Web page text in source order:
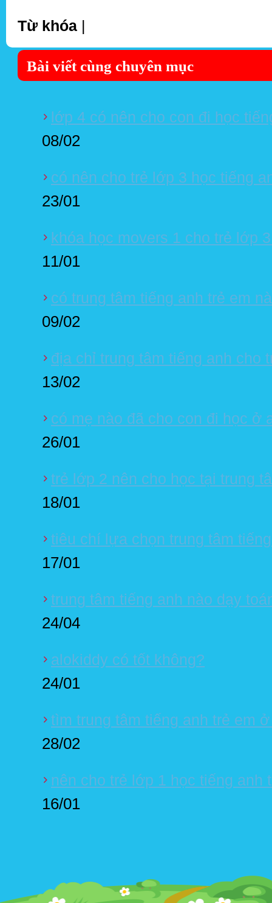
Từ khóa |
Bài viết cùng chuyên mục
lớp 4 có nên cho con đi học
08/02
có nên cho trẻ lớp 3 học tiếng
23/01
khóa học movers 1 cho trẻ lớp
11/01
có trung tâm tiếng anh trẻ em
09/02
địa chỉ trung tâm tiếng anh cho
13/02
có mẹ nào đã cho con đi học ở
26/01
trẻ lớp 2 nên cho học tại trung
18/01
tiêu chí lựa chọn trung tâm
17/01
trung tâm tiếng anh nào dạy
24/04
alokiddy có tốt không?
24/01
tìm trung tâm tiếng anh trẻ em
28/02
nên cho trẻ lớp 1 học tiếng anh
16/01